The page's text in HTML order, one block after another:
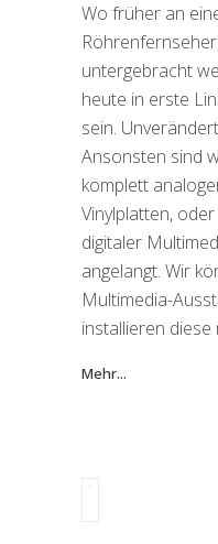
Wo früher an
untergebracht
heute in erste
sein.
Ansonsten sind
komplett
Vinylplatten,
digitaler
angelangt. Wir
Multimedia-
installieren diese
Mehr...